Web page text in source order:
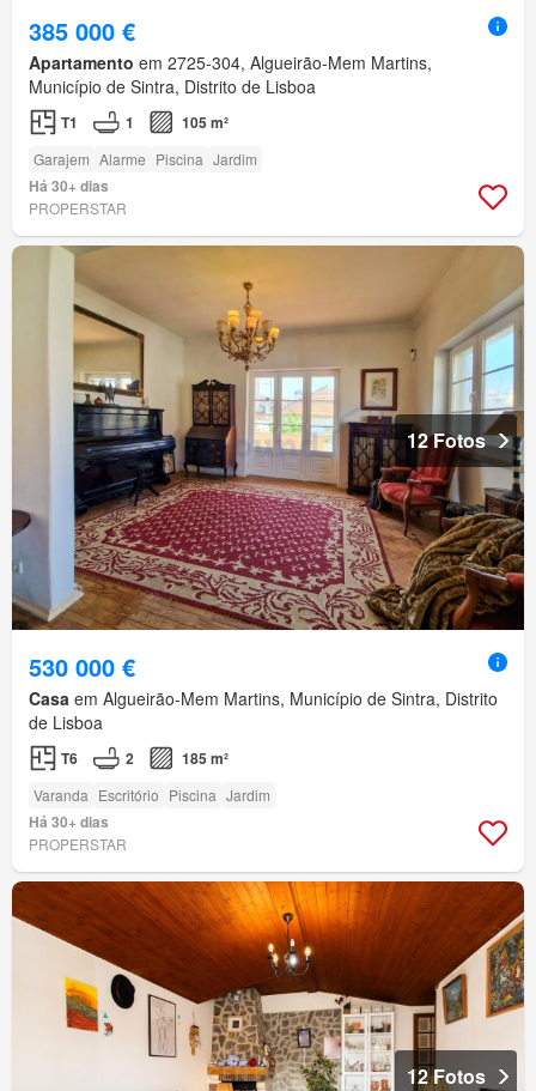
385 000 €
Apartamento em 2725-304, Algueirão-Mem Martins,
Município de Sintra, Distrito de Lisboa
T1 1 105 m²
Garajem Alarme Piscina Jardim
Há 30+ dias
PROPERSTAR
12 Fotos
530 000 €
Casa em Algueirão-Mem Martins, Município de Sintra, Distrito
de Lisboa
T6 2 185 m²
Varanda Escritório Piscina Jardim
Há 30+ dias
PROPERSTAR
12 Fotos